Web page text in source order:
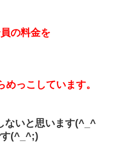
の料金を
っこしています。
ないと思います(^_^
す(^_^;)